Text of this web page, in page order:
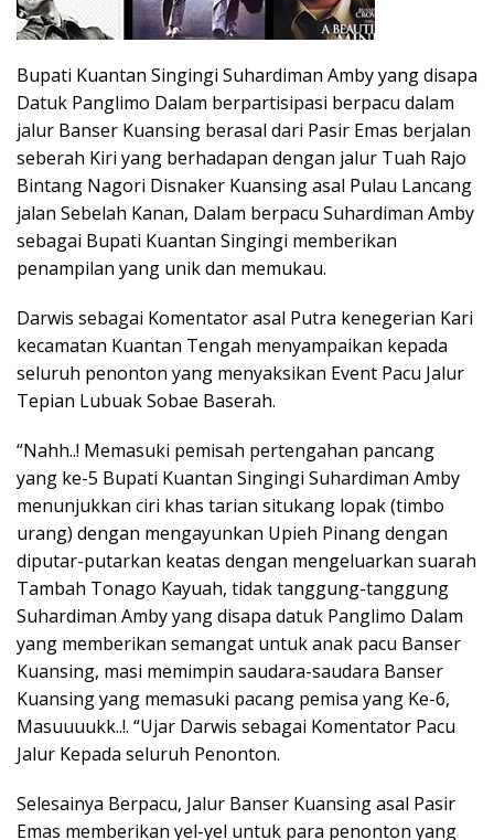
Bupati Kuantan Singingi Suhardiman Amby yang disapa
Datuk Panglimo Dalam berpartisipasi berpacu dalam
jalur Banser Kuansing berasal dari Pasir Emas berjalan
seberah Kiri yang berhadapan dengan jalur Tuah Rajo
Bintang Nagori Disnaker Kuansing asal Pulau Lancang
jalan Sebelah Kanan, Dalam berpacu Suhardiman Amby
sebagai Bupati Kuantan Singingi memberikan
penampilan yang unik dan memukau.
Darwis sebagai Komentator asal Putra kenegerian Kari
kecamatan Kuantan Tengah menyampaikan kepada
seluruh penonton yang menyaksikan Event Pacu Jalur
Tepian Lubuak Sobae Baserah.
“Nahh..! Memasuki pemisah pertengahan pancang
yang ke-5 Bupati Kuantan Singingi Suhardiman Amby
menunjukkan ciri khas tarian situkang lopak (timbo
urang) dengan mengayunkan Upieh Pinang dengan
diputar-putarkan keatas dengan mengeluarkan suarah
Tambah Tonago Kayuah, tidak tanggung-tanggung
Suhardiman Amby yang disapa datuk Panglimo Dalam
yang memberikan semangat untuk anak pacu Banser
Kuansing, masi memimpin saudara-saudara Banser
Kuansing yang memasuki pacang pemisa yang Ke-6,
Masuuuukk..!. “Ujar Darwis sebagai Komentator Pacu
Jalur Kepada seluruh Penonton.
Selesainya Berpacu, Jalur Banser Kuansing asal Pasir
Emas memberikan yel-yel untuk para penonton yang